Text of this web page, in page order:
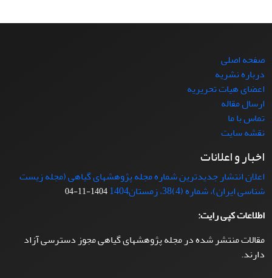
صفحه اصلی
درباره نشریه
اعضای هیات تحریریه
ارسال مقاله
تماس با ما
نقشه سایت
اخبار و اعلانات
اعلان انتشار جدیدترین شماره مجله پژوهشهای گیاهی (مجله زیست
شناسی ایران)، شماره (4)38، زمستان1404
1404-11-04
اطلاعات کپی رایت:
مقالات منتشر شده در مجله پژوهشهای گیاهی مجوز دسترسی آزاد
دارند.